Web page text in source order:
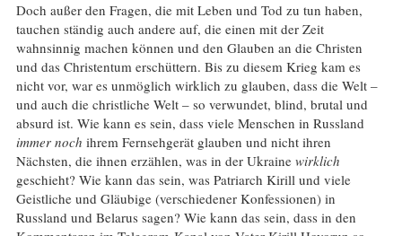
Doch außer den Fragen, die mit Leben und Tod zu tun haben,
tauchen ständig auch andere auf, die einen mit der Zeit
wahnsinnig machen können und den Glauben an die Christen
und das Christentum erschüttern. Bis zu diesem Krieg kam es
nicht vor, war es unmöglich wirklich zu glauben, dass die Welt –
und auch die christliche Welt – so verwundet, blind, brutal und
absurd ist. Wie kann es sein, dass viele Menschen in Russland
immer noch ihrem Fernsehgerät glauben und nicht ihren
Nächsten, die ihnen erzählen, was in der Ukraine wirklich
geschieht? Wie kann das sein, was Patriarch Kirill und viele
Geistliche und Gläubige (verschiedener Konfessionen) in
Russland und Belarus sagen? Wie kann das sein, dass in den